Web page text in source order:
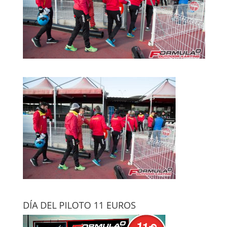
DÍA DEL PILOTO 11 EUROS